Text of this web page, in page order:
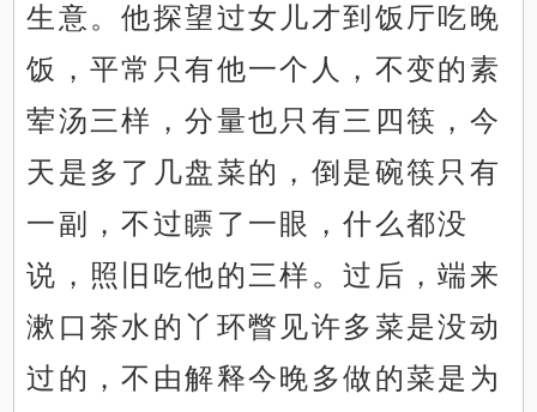
生意。他探望过女儿才到饭厅吃晚
饭，平常只有他一个人，不变的素
荤汤三样，分量也只有三四筷，今
天是多了几盘菜的，倒是碗筷只有
一副，不过瞟了一眼，什么都没
说，照旧吃他的三样。过后，端来
漱口茶水的丫环瞥见许多菜是没动
过的，不由解释今晚多做的菜是为